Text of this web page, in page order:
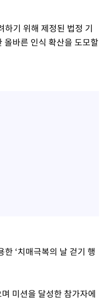
하기 위해 제정된 법정 기
바른 인식 확산을 도모할
‘치매극복의 날 걷기 행
미션을 달성한 참가자에